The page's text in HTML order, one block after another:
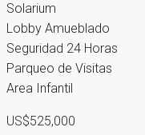
Solarium
Lobby Amueblado
Seguridad 24 Horas
Parqueo de Visitas
Area Infantil
US$525,000